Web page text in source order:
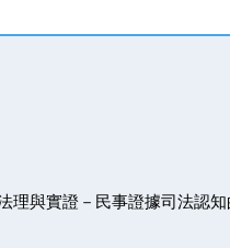
理與實證－民事證據司法認